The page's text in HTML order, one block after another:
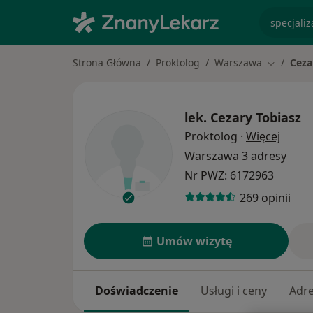
Strona Główna Proktolog Warszawa Zmień
lek. Cezary Tobiasz
Proktolog · Więcej
Warszawa 3 adresy
Nr PWZ: 6172963
269 opinii
Umów wizytę
Doświadczenie Usługi i ceny